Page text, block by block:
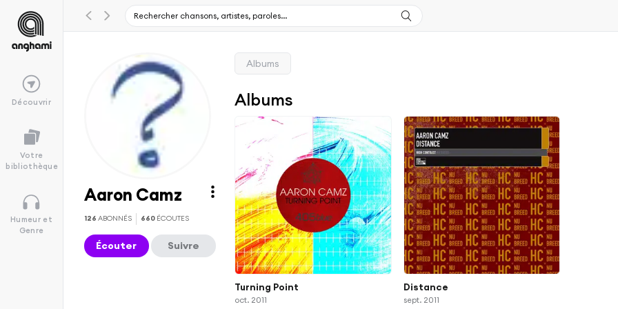
Découvrir
Votre
bibliothèque
Humeur et
Genre
Aaron Camz
126 ABONNÉS 660 ÉCOUTES
Écouter Suivre
Albums
Albums
Turning Point
oct. 2011
Distance
sept. 2011